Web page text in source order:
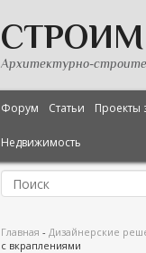
Архитектурно-
Форум Статьи Проекты
Недвижимость
Главная - Дизайнерские
с вкраплениями